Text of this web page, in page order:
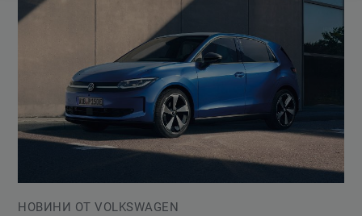
НОВИНИ ОТ VOLKSWAGEN